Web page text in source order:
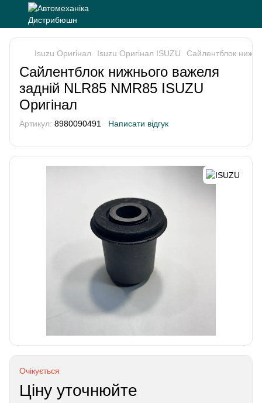
Isuzu Оригінал Isuzu Оригінал ISUZU Сайлентблок
Сайлентблок нижнього важеля
задній NLR85 NMR85 ISUZU
Оригінал
Артикул: 8980090491 Написати відгук
Очікується
Ціну уточнюйте